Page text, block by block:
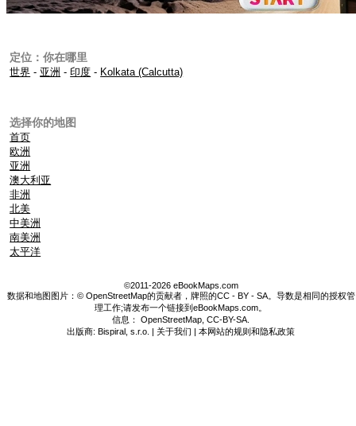
定位：你在哪里
世界 - 亚洲 -印度 - Kolkata (Calcutta)
选择你的地图
首页
欧洲
亚洲
澳大利亚
非洲
北美
中美洲
南美洲
太平洋
©2011-2026 eBookMaps.com
数据和地图图片：© OpenStreetMap的贡献者，牌照的CC - BY - SA。导数是相同的授权管
理工作;请发布一个链接到eBookMaps.com。
信息：OpenStreetMap ,CC-BY-SA
出版商: Bispiral, s.r.o. | 关于我们 |本网站的规则和隐私政策